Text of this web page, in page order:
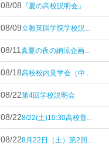
08/08 『夏の高校説明会』
08/09立教英国学院学校説...
08/11 真夏の夜の納涼企画...
08/18高校校内見学会（中...
08/22第4回学校説明会
08/228/22(土)10:30高校普...
08/228月22日（土）第2回...